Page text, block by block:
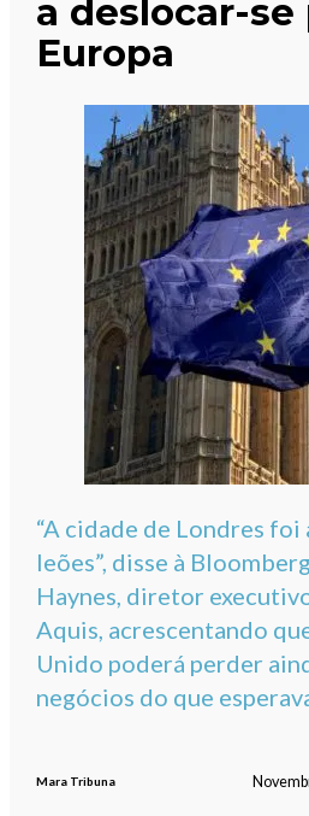
a deslocar-se
Europa
“A cidade de Londres foi
leões”, disse à
Haynes, diretor
Aquis, acrescentando
Unido poderá perder
negócios do que
Mara Tribuna